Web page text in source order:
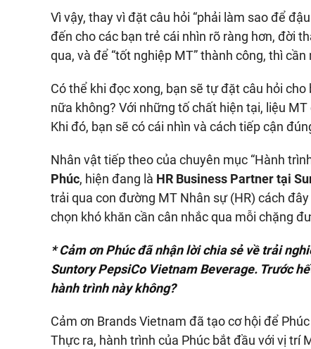
Vì vậy, thay vì đặt câu hỏi “phải làm sao để
đến cho các bạn trẻ cái nhìn rõ ràng hơn, đời
qua, và để “tốt nghiệp MT” thành công, thì
Có thể khi đọc xong, bạn sẽ tự đặt câu hỏi
nữa không? Với những tố chất hiện tại, liệu
Khi đó, bạn sẽ có cái nhìn và cách tiếp cận
Nhân vật tiếp theo của chuyên mục “Hành
Phúc, hiện đang là HR Business Partner tại
trải qua con đường MT Nhân sự (HR) cách
chọn khó khăn cần cân nhắc qua mỗi chặng
* Cảm ơn Phúc đã nhận lời chia sẻ về trải
Suntory PepsiCo Vietnam Beverage. Trước
hành trình này không?
Cảm ơn Brands Vietnam đã tạo cơ hội để
Thực ra, hành trình của Phúc bắt đầu với vị trí